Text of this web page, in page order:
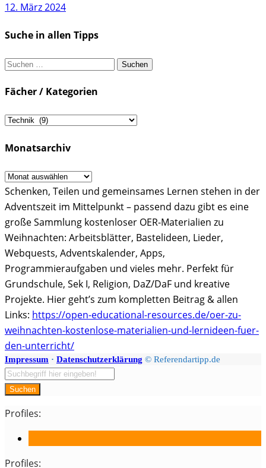
12. März 2024
Suche in allen Tipps
Suchen
Fächer / Kategorien
Fächer
Kategorien
Monatsarchiv
Monatsarchiv
Schenken, Teilen und gemeinsames Lernen stehen in der
Adventszeit im Mittelpunkt – passend dazu gibt es eine
große Sammlung kostenloser OER-Materialien zu
Weihnachten: Arbeitsblätter, Bastelideen, Lieder,
Webquests, Adventskalender, Apps,
Programmieraufgaben und vieles mehr. Perfekt für
Grundschule, Sek I, Religion, DaZ/DaF und kreative
Projekte. Hier geht’s zum kompletten Beitrag & allen
Links: https://open-educational-resources.de/oer-zu-
weihnachten-kostenlose-materialien-und-lernideen-fuer-
den-unterricht/
Impressum · Datenschutzerklärung © Referendartipp.de
Suchen
Profiles:
Profiles: